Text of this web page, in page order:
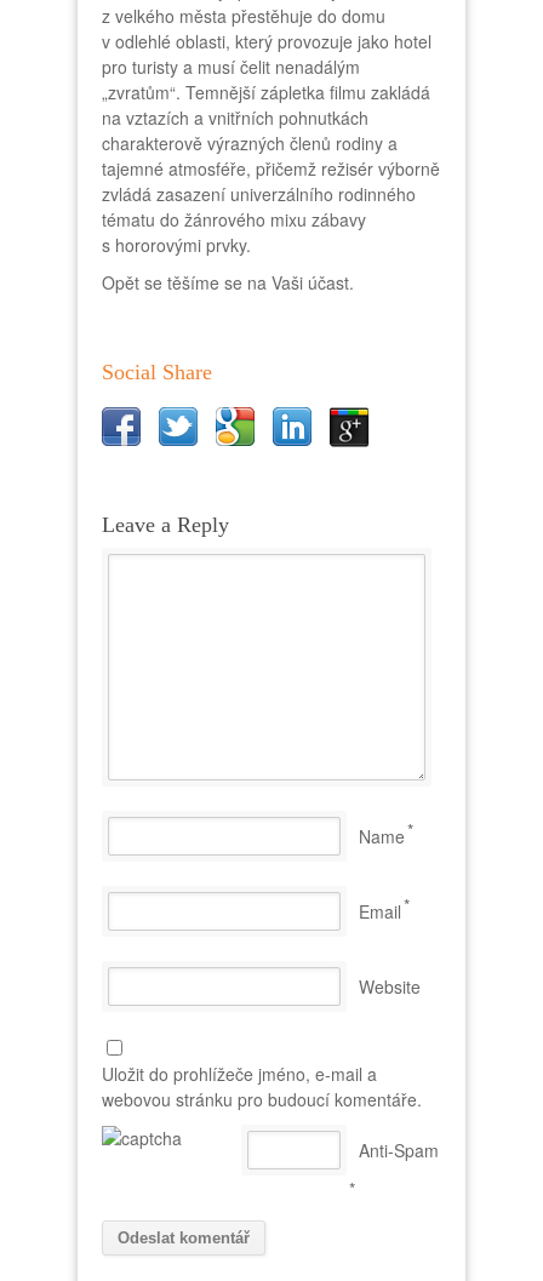
z velkého města přestěhuje do domu
v odlehlé oblasti, který provozuje jako hotel
pro turisty a musí čelit nenadálým
„zvratům“. Temnější zápletka filmu zakládá
na vztazích a vnitřních pohnutkách
charakterově výrazných členů rodiny a
tajemné atmosféře, přičemž režisér výborně
zvládá zasazení univerzálního rodinného
tématu do žánrového mixu zábavy
s hororovými prvky.
Opět se těšíme se na Vaši účast.
Social Share
Leave a Reply
Name*
Email*
Website
Uložit do prohlížeče jméno, e-mail a
webovou stránku pro budoucí komentáře.
Anti-Spam
*